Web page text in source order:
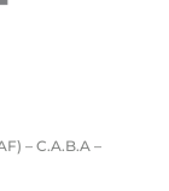
– C.A.B.A –